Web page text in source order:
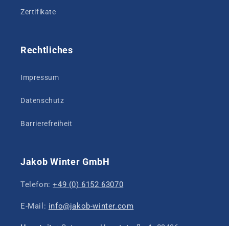
Zertifikate
Rechtliches
Impressum
Datenschutz
Barrierefreiheit
Jakob Winter GmbH
Telefon:+49 (0) 6152 63070
E-Mail: info@jakob-winter.com